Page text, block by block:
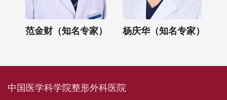
范金财（知名专家） 杨庆华（知名专家）
中国医学科学院整形外科医院